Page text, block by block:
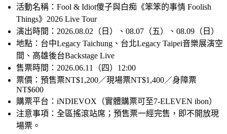
活動名稱：Fool & Idiot傻子與白痴《笨笨的事情 Foolish
Things》2026 Live Tour
演出時間：2026.08.02（日）、08.07（五）、08.09（日）
地點：台中Legacy Taichung、台北Legacy Taipei音樂展演空
間、高雄後台Backstage Live
售票時間：2026.06.11（四）12:00
票價：預售票NT$1,200／現場票NT$1,400／身障票
NT$600
購票平台：iNDIEVOX（實體購票可至7-ELEVEN ibon）
注意事項：全區搖滾站席；預售票一經完售，即不開放現